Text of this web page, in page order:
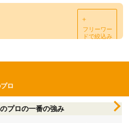
＋
フリーワー
ドで絞込み
ロ
プロの一番の強み